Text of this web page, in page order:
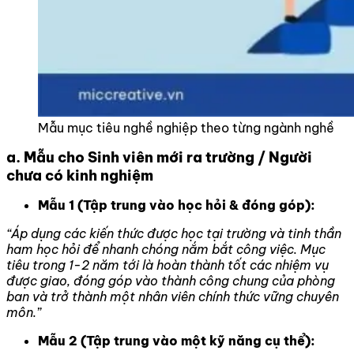
Mẫu mục tiêu nghề nghiệp theo từng ngành nghề
a. Mẫu cho Sinh viên mới ra trường / Người
chưa có kinh nghiệm
Mẫu 1 (Tập trung vào học hỏi & đóng góp):
“Áp dụng các kiến thức được học tại trường và tinh thần
ham học hỏi để nhanh chóng nắm bắt công việc. Mục
tiêu trong 1-2 năm tới là hoàn thành tốt các nhiệm vụ
được giao, đóng góp vào thành công chung của phòng
ban và trở thành một nhân viên chính thức vững chuyên
môn.”
Mẫu 2 (Tập trung vào một kỹ năng cụ thể):